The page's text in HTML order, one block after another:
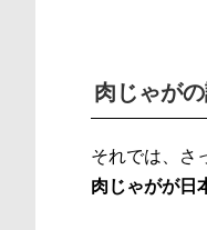
肉じゃが
それでは、さ
肉じゃがが日